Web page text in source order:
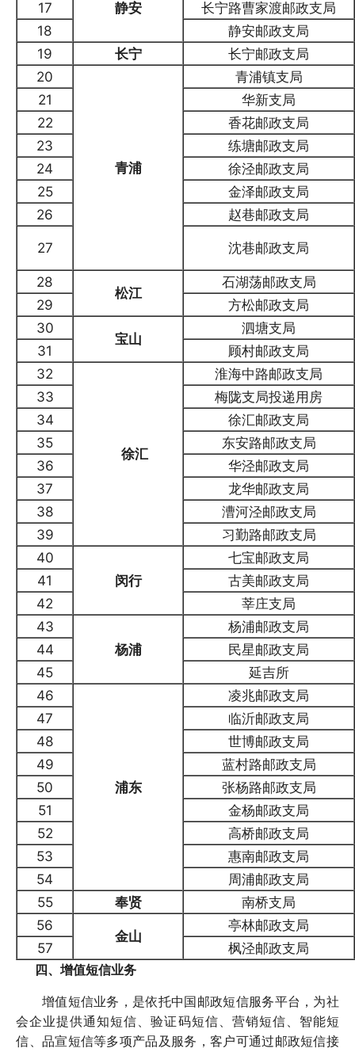
静安
17
长宁路曹家渡邮政支局
18
静安邮政支局
19
长宁
长宁邮政支局
20
青浦
青浦镇支局
21
华新支局
22
香花邮政支局
23
练塘邮政支局
24
徐泾邮政支局
25
金泽邮政支局
26
赵巷邮政支局
27
沈巷邮政支局
28
松江
石湖荡邮政支局
29
方松邮政支局
30
宝山
泗塘支局
31
顾村邮政支局
32
徐汇
淮海中路邮政支局
33
梅陇支局投递用房
34
徐汇邮政支局
35
东安路邮政支局
36
华泾邮政支局
37
龙华邮政支局
38
漕河泾邮政支局
39
习勤路邮政支局
40
闵行
七宝邮政支局
41
古美邮政支局
42
莘庄支局
43
杨浦
杨浦邮政支局
44
民星邮政支局
45
延吉所
46
浦东
凌兆邮政支局
47
临沂邮政支局
48
世博邮政支局
49
蓝村路邮政支局
50
张杨路邮政支局
51
金杨邮政支局
52
高桥邮政支局
53
惠南邮政支局
54
周浦邮政支局
55
奉贤
南桥支局
56
金山
亭林邮政支局
57
枫泾邮政支局
四、增值短信业务
增值短信业务，是依托中国邮政短信服务平台，为社
会企业提供通知短信、验证码短信、营销短信、智能短
信、品宣短信等多项产品及服务，客户可通过邮政短信接